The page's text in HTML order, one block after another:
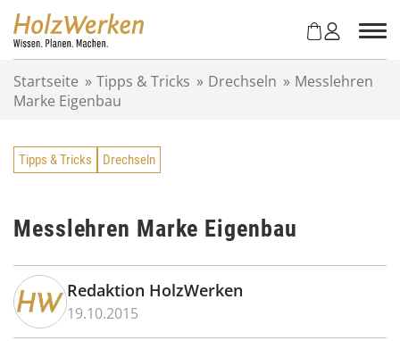
Startseite » Tipps & Tricks » Drechseln » Messlehren
Marke Eigenbau
Tipps & Tricks Drechseln
Messlehren Marke Eigenbau
Redaktion HolzWerken
19.10.2015